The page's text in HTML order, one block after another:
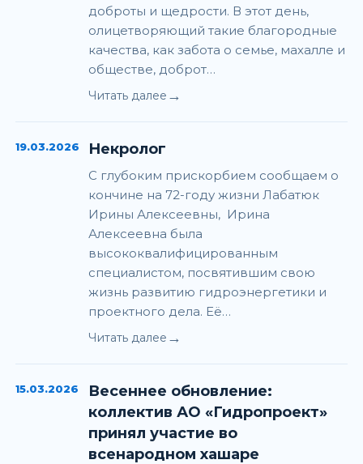
доброты и щедрости. В этот день,
олицетворяющий такие благородные
качества, как забота о семье, махалле и
обществе, доброт…
Читать далее →
19.03.2026 Некролог
С глубоким прискорбием сообщаем о
кончине на 72-году жизни Лабатюк
Ирины Алексеевны, Ирина
Алексеевна была
высококвалифицированным
специалистом, посвятившим свою
жизнь развитию гидроэнергетики и
проектного дела. Её…
Читать далее →
15.03.2026
Весеннее обновление:
коллектив АО «Гидропроект»
принял участие во
всенародном хашаре